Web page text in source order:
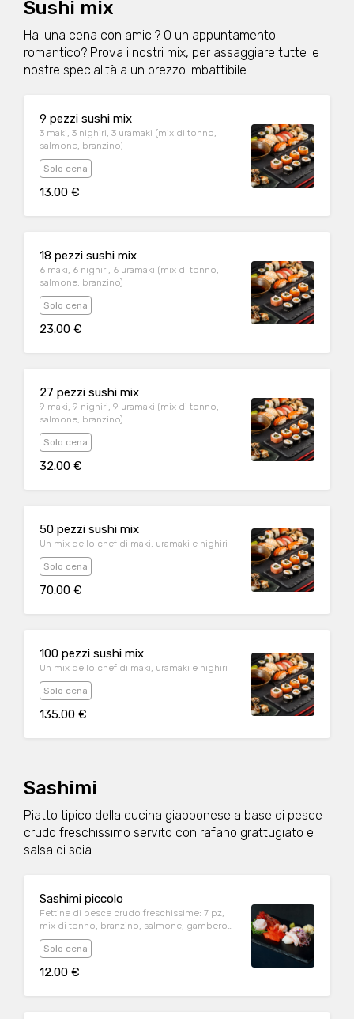
Sushi mix
Hai una cena con amici? O un appuntamento
romantico? Prova i nostri mix, per assaggiare tutte le
nostre specialità a un prezzo imbattibile
9 pezzi sushi mix
3 maki, 3 nighiri, 3 uramaki (mix di tonno,
salmone, branzino)
Solo cena
13.00 €
18 pezzi sushi mix
6 maki, 6 nighiri, 6 uramaki (mix di tonno,
salmone, branzino)
Solo cena
23.00 €
27 pezzi sushi mix
9 maki, 9 nighiri, 9 uramaki (mix di tonno,
salmone, branzino)
Solo cena
32.00 €
50 pezzi sushi mix
Un mix dello chef di maki, uramaki e nighiri
Solo cena
70.00 €
100 pezzi sushi mix
Un mix dello chef di maki, uramaki e nighiri
Solo cena
135.00 €
Sashimi
Piatto tipico della cucina giapponese a base di pesce
crudo freschissimo servito con rafano grattugiato e
salsa di soia.
Sashimi piccolo
Fettine di pesce crudo freschissime: 7 pz,
mix di tonno, branzino, salmone, gambero
crudo
Solo cena
12.00 €